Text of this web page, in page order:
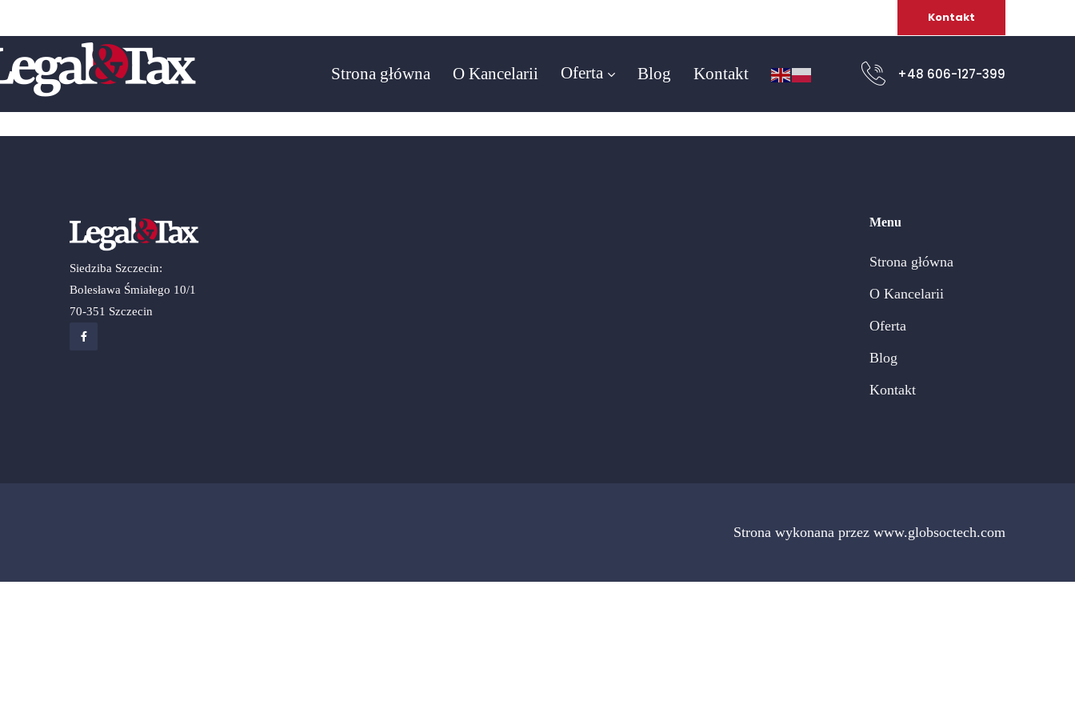
Kontakt
Strona główna O Kancelarii Oferta Blog Kontakt +48 606-127-399
Siedziba Szczecin:
Bolesława Śmiałego 10/1
70-351 Szczecin
Menu
Strona główna
O Kancelarii
Oferta
Blog
Kontakt
Strona wykonana przez www.globsoctech.com